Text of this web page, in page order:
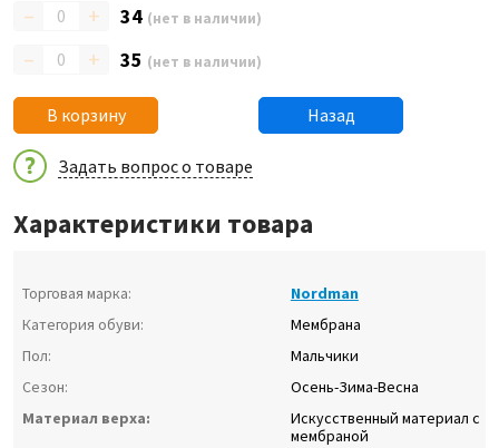
– + 34 (нет в наличии)
– + 35 (нет в наличии)
В корзину Назад
Задать вопрос о товаре
Характеристики товара
Торговая марка:
Nordman
Категория обуви:
Мембрана
Пол:
Мальчики
Сезон:
Осень-Зима-Весна
Материал верха:
Искусственный материал с
мембраной